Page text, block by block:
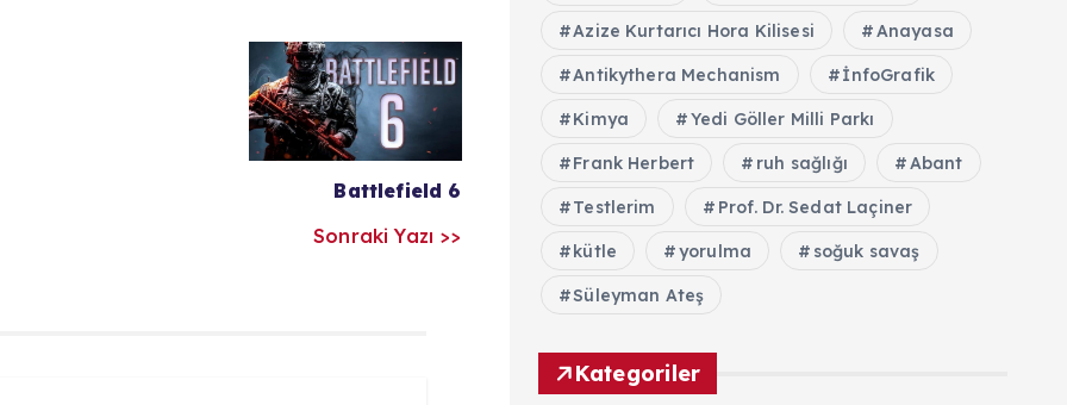
Battlefield 6
Sonraki Yazı >>
Azize Kurtarıcı Hora Kilisesi Anayasa
Antikythera Mechanism İnfoGrafik
Kimya Yedi Göller Milli Parkı
Frank Herbert ruh sağlığı Abant
Testlerim Prof. Dr. Sedat Laçiner
kütle yorulma soğuk savaş
Süleyman Ateş
Kategoriler